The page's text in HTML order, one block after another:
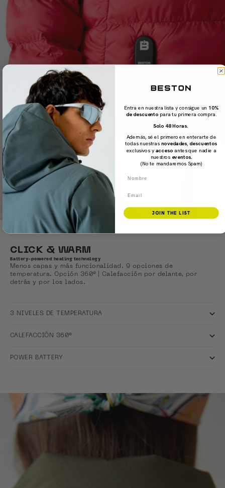
CLICK & WARM
Battery-powered heating technology
Menos capas y más funcionalidad. 9 opciones de
temperatura. Opción 360º | Calefacción por delante, por
detrás y por los lados.
3 NIVELES DE TEMPERATURA
CALEFACCIÓN 360º
POWER BATTERY
Entra en nuestra lista y consigue un 10%
de descuento para tu primera compra.
Solo 48 Horas.
Además, sé el primero en enterarte de
todas nuestras novedades,descuentos
exclusivos yacceso antes que nadie a
nuestros eventos.
(No te mandaremos Spam)
JOIN THE LIST